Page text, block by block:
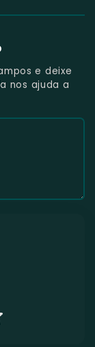
e deixe
nos ajuda a